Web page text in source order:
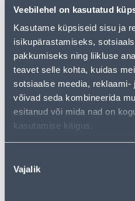
Veebilehel on kasutatud
Kasutame küpsiseid sisu ja
isikupärastamiseks,
pakkumiseks ning liikluse
teavet selle kohta, kuidas
sotsiaalse meedia, reklaami-
võivad seda kombineerida
esitanud või mida nad on
kasutamise käigus.
valik
Vajalik
Посмотреть наличие
• Dušikabiin tarnitakse
• 14-päevane
• HANKIJA LAOST
Калькулятор рассрочки
Депозит